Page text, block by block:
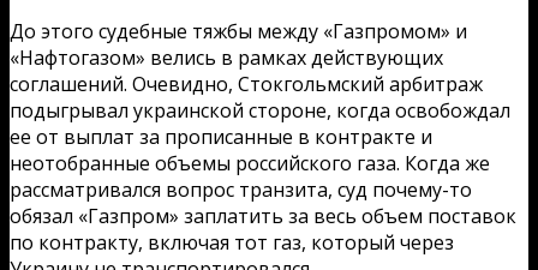
До этого судебные тяжбы между «Газпромом» и
«Нафтогазом» велись в рамках действующих
соглашений. Очевидно, Стокгольмский арбитраж
подыгрывал украинской стороне, когда освобождал
ее от выплат за прописанные в контракте и
неотобранные объемы российского газа. Когда же
рассматривался вопрос транзита, суд почему-то
обязал «Газпром» заплатить за весь объем поставок
по контракту, включая тот газ, который через